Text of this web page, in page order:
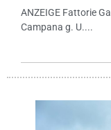
ANZEIGE Fattorie
Campana g. U....